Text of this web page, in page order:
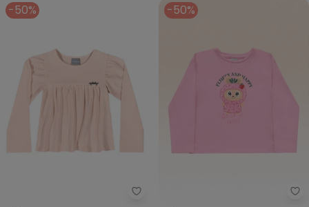
-50%
Quimby - Blusa Manga Longa
-50%